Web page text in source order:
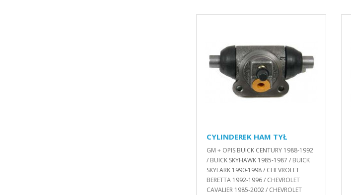
CYLINDEREK HAM TYŁ
GM + OPIS BUICK CENTURY 1988-1992
/ BUICK SKYHAWK 1985-1987 / BUICK
SKYLARK 1990-1998 / CHEVROLET
BERETTA 1992-1996 / CHEVROLET
CAVALIER 1985-2002 / CHEVROLET